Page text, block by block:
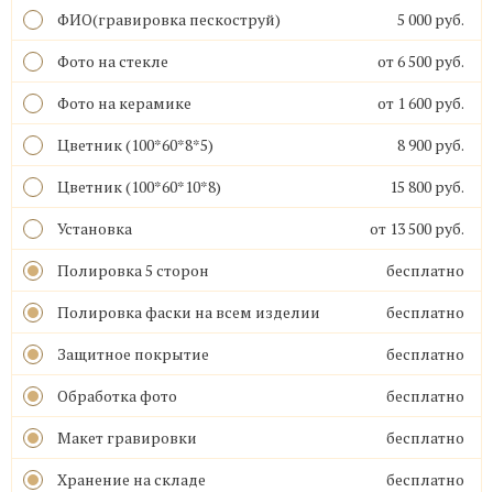
ФИО(гравировка пескоструй)
5 000 руб.
Фото на стекле
от 6 500 руб.
Фото на керамике
от 1 600 руб.
Цветник (100*60*8*5)
8 900 руб.
Цветник (100*60*10*8)
15 800 руб.
Установка
от 13 500 руб.
Полировка 5 сторон
бесплатно
Полировка фаски на всем изделии
бесплатно
Защитное покрытие
бесплатно
Обработка фото
бесплатно
Макет гравировки
бесплатно
Хранение на складе
бесплатно